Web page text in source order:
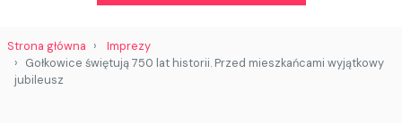
Strona główna
Imprezy
Gołkowice świętują 750 lat historii. Przed mieszkańcami wyjątkowy
jubileusz